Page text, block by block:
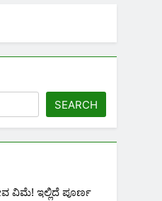
SEARCH
ವಿಮೆ! ಇಲ್ಲಿದೆ ಪೂರ್ಣ